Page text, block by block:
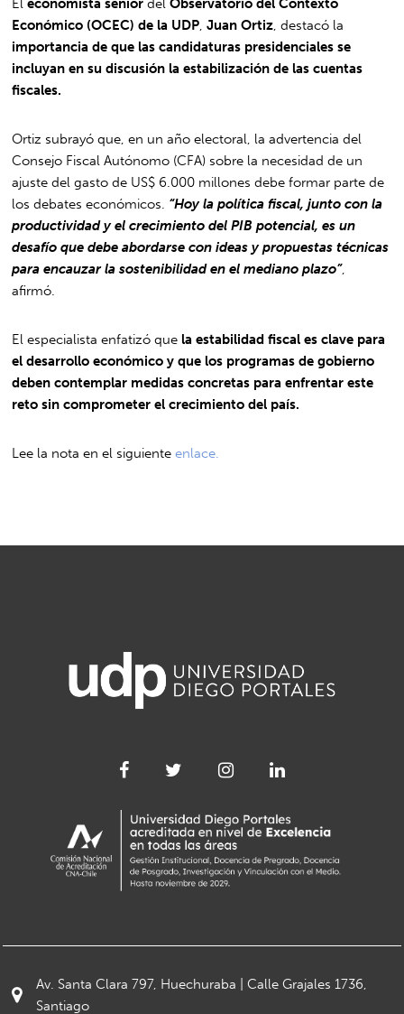
Económico (OCEC) de la UDP Juan Ortiz , destacó la
importancia de que las candidaturas presidenciales se
incluyan en su discusión la estabilización de las cuentas
fiscales.
Ortiz subrayó que, en un año electoral, la advertencia del
Consejo Fiscal Autónomo (CFA) sobre la necesidad de un
ajuste del gasto de US$ 6.000 millones debe formar parte de
los debates económicos. “Hoy la política fiscal, junto con la
productividad y el crecimiento del PIB potencial, es un
desafío que debe abordarse con ideas y propuestas técnicas
para encauzar la sostenibilidad en el mediano plazo”,
afirmó.
El especialista enfatizó que la estabilidad fiscal es clave para
el desarrollo económico y que los programas de gobierno
deben contemplar medidas concretas para enfrentar este
reto sin comprometer el crecimiento del país.
Lee la nota en el siguienteenlace.
Av. Santa Clara 797, Huechuraba | Calle Grajales 1736,
Santiago